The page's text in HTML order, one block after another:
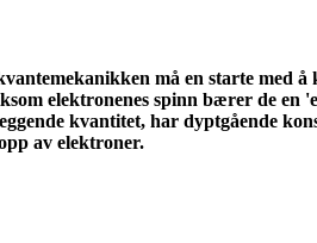
må en starte med å
elektronenes spinn bærer de en
kvantitet, har dyptgående
av elektroner.